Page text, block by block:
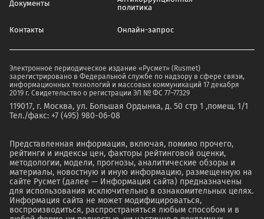
Документы
политика
Контакты Онлайн-запрос
Электронное периодическое издание «Русмет» (Rusmet)
зарегистрировано в Федеральной службе по надзору в сфере связи,
информационных технологий и массовых коммуникаций 17 декабря
2019 г. Свидетельство о регистрации ЭЛ № ФС 77–77329
119017, г. Москва, ул. Большая Ордынка, д. 50 стр 1 ,помещ. 1/1
Тел./факс: +7 (495) 980-06-08
Представленная информация, включая, помимо прочего,
рейтинги и индексы цен, факторы рейтинговой оценки,
методологии, модели, прогнозы, аналитические обзоры и
материалы, новостную и иную информацию, размещенную на
сайте Русмет (далее — Информация сайта) предназначены
для использования исключительно в ознакомительных целях.
Информация сайта не может модифицироваться,
воспроизводиться, распространяться любым способом и в